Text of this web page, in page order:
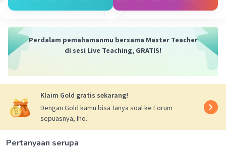
biodata yang bertujuan untuk mengikuti suatu
Beri Rating·0.0(0) Balas
Perdalam pemahamanmu bersama Master Teacher
di sesi Live Teaching, GRATIS!
Klaim Gold gratis sekarang!
Dengan Gold kamu bisa tanya soal ke Forum
sepuasnya, lho.
Pertanyaan serupa